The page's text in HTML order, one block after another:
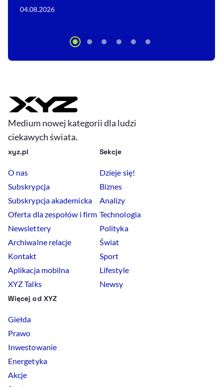
04.08.2026
Medium nowej kategorii dla ludzi
ciekawych świata.
xyz.pl
O nas
Subskrypcja
Subskrypcja akademicka
Oferta dla zespołów i firm
Newslettery
Archiwalne relacje
Kontakt
Aplikacja mobilna
XYZ Talks
Sekcje
Dzieje się!
Biznes
Analizy
Technologia
Polityka
Świat
Sport
Lifestyle
Newsy
Więcej od XYZ
Giełda
Prawo
Inwestowanie
Energetyka
Akcje